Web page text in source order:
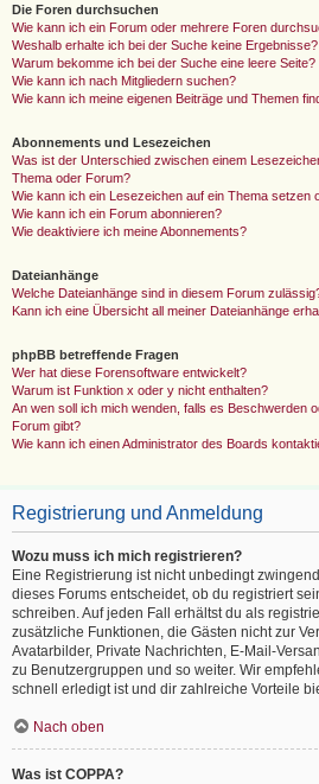
Die Foren durchsuchen
Wie kann ich ein Forum oder mehrere Foren
Weshalb erhalte ich bei der Suche keine Ergebnisse?
Warum bekomme ich bei der Suche eine leere Seite?
Wie kann ich nach Mitgliedern suchen?
Wie kann ich meine eigenen Beiträge und Themen
Abonnements und Lesezeichen
Was ist der Unterschied zwischen einem
Thema oder Forum?
Wie kann ich ein Lesezeichen auf ein Thema setzen
Wie kann ich ein Forum abonnieren?
Wie deaktiviere ich meine Abonnements?
Dateianhänge
Welche Dateianhänge sind in diesem Forum
Kann ich eine Übersicht all meiner Dateianhänge
phpBB betreffende Fragen
Wer hat diese Forensoftware entwickelt?
Warum ist Funktion x oder y nicht enthalten?
An wen soll ich mich wenden, falls es Beschwerden
Forum gibt?
Wie kann ich einen Administrator des Boards
Registrierung und Anmeldung
Wozu muss ich mich registrieren?
Eine Registrierung ist nicht unbedingt
dieses Forums entscheidet, ob du registriert
schreiben. Auf jeden Fall erhältst du als
zusätzliche Funktionen, die Gästen nicht zur
Avatarbilder, Private Nachrichten, E-Mail-
zu Benutzergruppen und so weiter. Wir
schnell erledigt ist und dir zahlreiche Vorteile
Nach oben
Was ist COPPA?